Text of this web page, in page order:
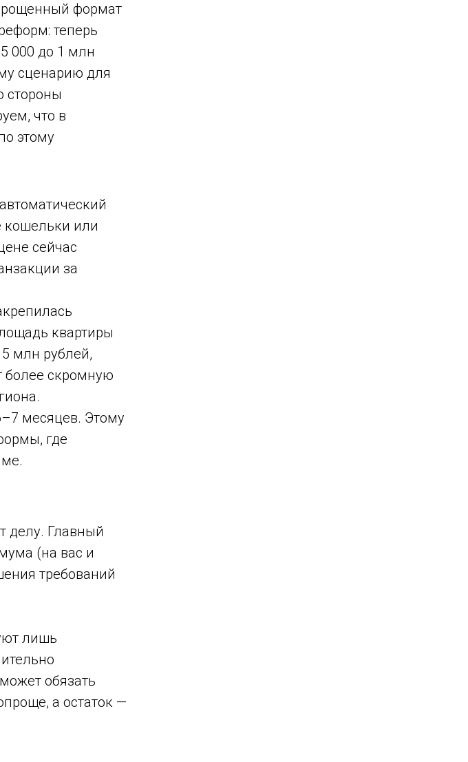
формат
теперь
000 до 1 млн
сценарию для
стороны
что в
этому
кошельки или
сейчас
за
квартиры
млн рублей,
более скромную
месяцев. Этому
где
делу. Главный
(на вас и
требований
лишь
обязать
а остаток —